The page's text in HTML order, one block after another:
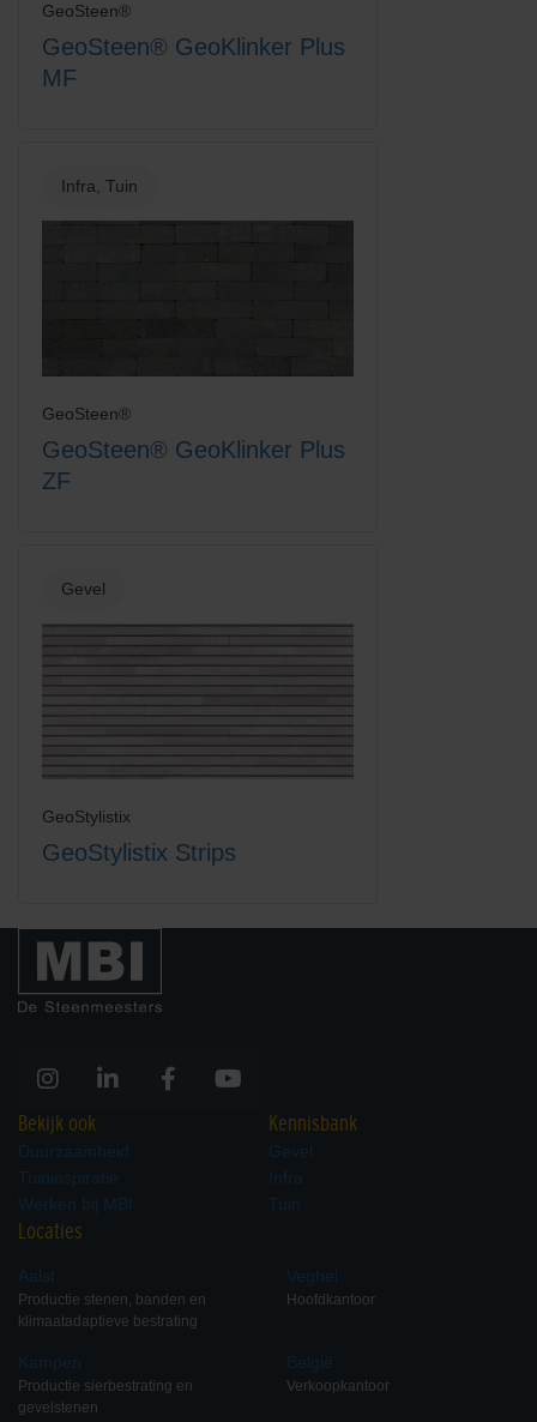
Rood/Zwart genuanceerd
Zandgeel Zwart-Rood Gemengd
GeoSteen®
GeoSteen® GeoKlinker Plus
MF
Infra, Tuin
GeoSteen®
GeoSteen® GeoKlinker Plus
ZF
Gevel
GeoStylistix
GeoStylistix Strips
Bekijk ook
Duurzaamheid
Tuininspiratie
Werken bij MBI
Kennisbank
Gevel
Infra
Tuin
Locaties
Aalst
Productie stenen, banden en
klimaatadaptieve bestrating
Kampen
Productie sierbestrating en
gevelstenen
Veghel
Hoofdkantoor
België
Verkoopkantoor